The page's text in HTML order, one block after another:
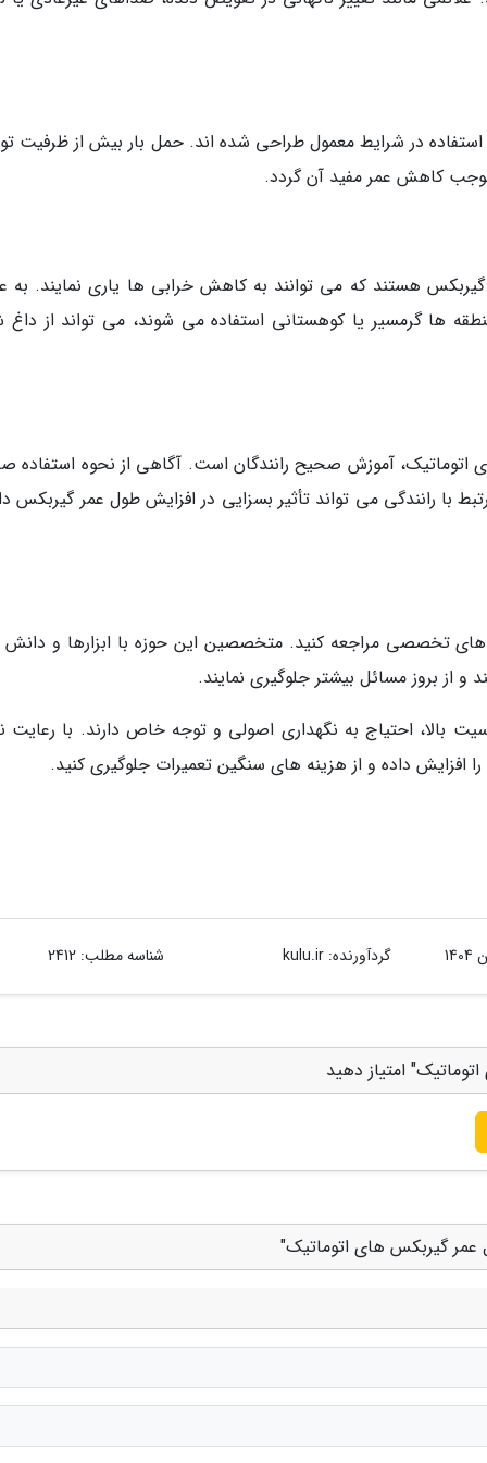
در شرایط معمول طراحی شده اند. حمل بار بیش از ظرفیت
کاهش عمر مفید آن گردد.
هستند که می توانند به کاهش خرابی ها یاری نمایند. به
ها گرمسیر یا کوهستانی استفاده می شوند، می تواند از
اتوماتیک، آموزش صحیح رانندگان است. آگاهی از نحوه استفاده
با رانندگی می تواند تأثیر بسزایی در افزایش طول عمر گیربکس
های تخصصی مراجعه کنید. متخصصین این حوزه با ابزارها و دانش
و از بروز مسائل بیشتر جلوگیری نمایند.
بالا، احتیاج به نگهداری اصولی و توجه خاص دارند. با رعایت
داده و از هزینه های سنگین تعمیرات جلوگیری کنید.
گردآورنده:kulu.ir شناسه مطلب: 2412